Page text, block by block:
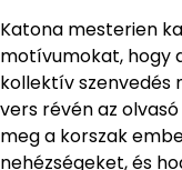
Katona mesterien
motívumokat, hogy
kollektív szenvedés
vers révén az
meg a korszak
nehézségeket, és